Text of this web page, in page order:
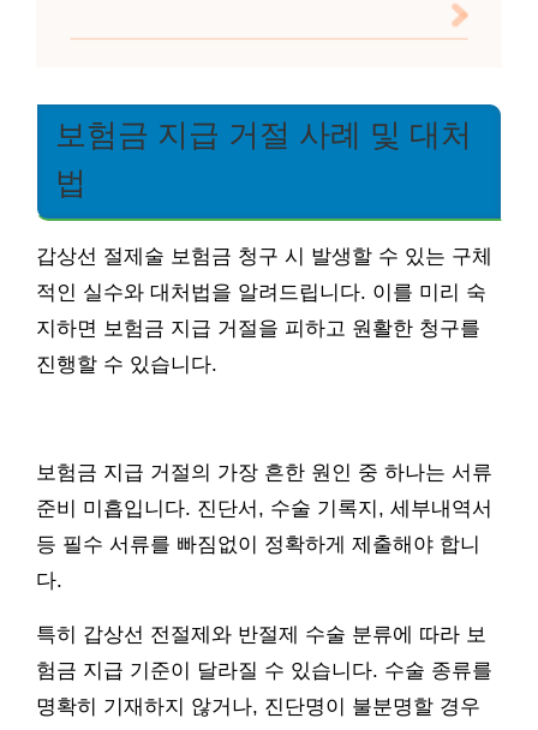
보험금 지급 거절 사례 및 대처
법
갑상선 절제술 보험금 청구 시 발생할 수 있는 구체
적인 실수와 대처법을 알려드립니다. 이를 미리 숙
지하면 보험금 지급 거절을 피하고 원활한 청구를
진행할 수 있습니다.
보험금 지급 거절의 가장 흔한 원인 중 하나는 서류
준비 미흡입니다. 진단서, 수술 기록지, 세부내역서
등 필수 서류를 빠짐없이 정확하게 제출해야 합니
다.
특히 갑상선 전절제와 반절제 수술 분류에 따라 보
험금 지급 기준이 달라질 수 있습니다. 수술 종류를
명확히 기재하지 않거나, 진단명이 불분명할 경우